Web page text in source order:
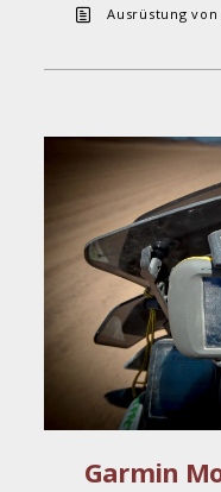
Ausrüstung
Garmin